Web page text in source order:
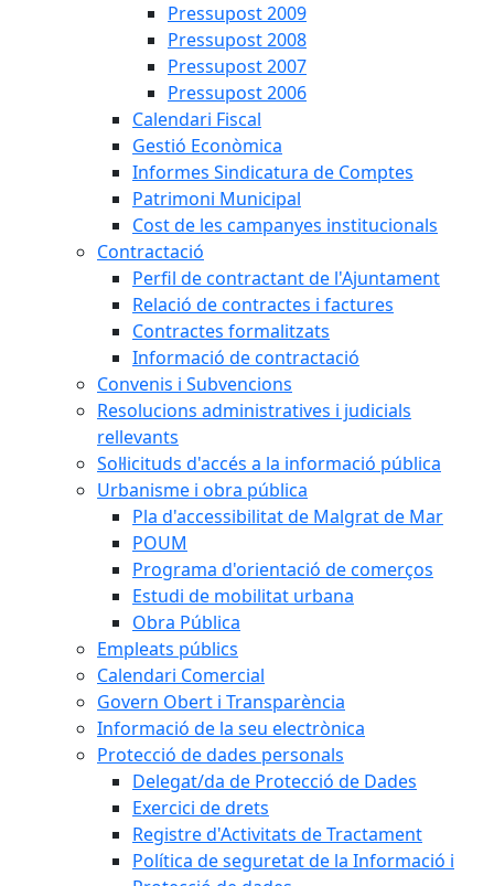
Pressupost 2009
Pressupost 2008
Pressupost 2007
Pressupost 2006
Calendari Fiscal
Gestió Econòmica
Informes Sindicatura de Comptes
Patrimoni Municipal
Cost de les campanyes institucionals
Contractació
Perfil de contractant de l'Ajuntament
Relació de contractes i factures
Contractes formalitzats
Informació de contractació
Convenis i Subvencions
Resolucions administratives i judicials
rellevants
Sol·licituds d'accés a la informació pública
Urbanisme i obra pública
Pla d'accessibilitat de Malgrat de Mar
POUM
Programa d'orientació de comerços
Estudi de mobilitat urbana
Obra Pública
Empleats públics
Calendari Comercial
Govern Obert i Transparència
Informació de la seu electrònica
Protecció de dades personals
Delegat/da de Protecció de Dades
Exercici de drets
Registre d'Activitats de Tractament
Política de seguretat de la Informació i